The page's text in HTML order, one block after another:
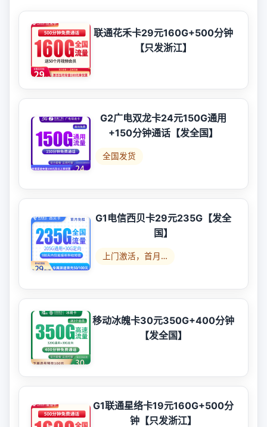
联通花禾卡29元160G+500分钟
【只发浙江】
G2广电双龙卡24元150G通用
+150分钟通话【发全国】
全国发货
G1电信西贝卡29元235G【发全
国】
上门激活，首月…
移动冰魄卡30元350G+400分钟
【发全国】
G1联通星络卡19元160G+500分
钟【只发浙江】